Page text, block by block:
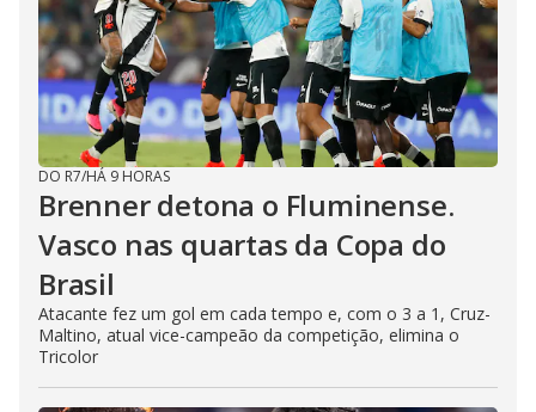
DO R7/HÁ 9 HORAS
Brenner detona o Fluminense.
Vasco nas quartas da Copa do
Brasil
Atacante fez um gol em cada tempo e, com o 3 a 1, Cruz-
Maltino, atual vice-campeão da competição, elimina o
Tricolor